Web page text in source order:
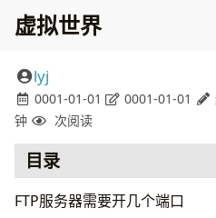
虚拟世界
lyj
0001-01-01 0001-01-01
钟
次阅读
目录
FTP服务器需要开几个端口